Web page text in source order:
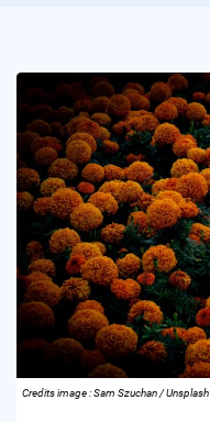
Credits image : Sam Szuchan / Unsplash